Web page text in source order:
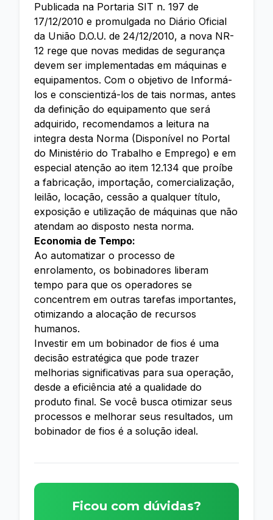
Publicada na Portaria SIT n. 197 de
17/12/2010 e promulgada no Diário Oficial
da União D.O.U. de 24/12/2010, a nova NR-
12 rege que novas medidas de segurança
devem ser implementadas em máquinas e
equipamentos. Com o objetivo de Informá-
los e conscientizá-los de tais normas, antes
da definição do equipamento que será
adquirido, recomendamos a leitura na
integra desta Norma (Disponível no Portal
do Ministério do Trabalho e Emprego) e em
especial atenção ao item 12.134 que proíbe
a fabricação, importação, comercialização,
leilão, locação, cessão a qualquer título,
exposição e utilização de máquinas que não
atendam ao disposto nesta norma.
Economia de Tempo:
Ao automatizar o processo de
enrolamento, os bobinadores liberam
tempo para que os operadores se
concentrem em outras tarefas importantes,
otimizando a alocação de recursos
humanos.
Investir em um bobinador de fios é uma
decisão estratégica que pode trazer
melhorias significativas para sua operação,
desde a eficiência até a qualidade do
produto final. Se você busca otimizar seus
processos e melhorar seus resultados, um
bobinador de fios é a solução ideal.
Ficou com dúvidas?